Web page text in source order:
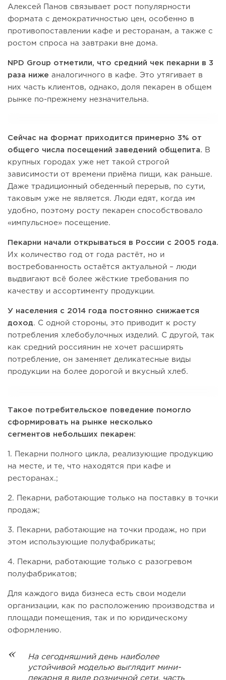
Алексей Панов связывает рост популярности
формата с демократичностью цен, особенно в
противопоставлении кафе и ресторанам, а также с
ростом спроса на завтраки вне дома.
NPD Group отметили, что средний чек пекарни в 3
раза ниже аналогичного в кафе. Это утягивает в
них часть клиентов, однако, доля пекарен в общем
рынке по-прежнему незначительна.
Сейчас на формат приходится примерно 3% от
общего числа посещений заведений общепита.
В
крупных городах уже нет такой строгой
зависимости от времени приёма пищи, как раньше.
Даже традиционный обеденный перерыв, по сути,
таковым уже не является. Люди едят, когда им
удобно, поэтому росту пекарен способствовало
«импульсное» посещение.
Пекарни начали открываться в России с 2005 года.
Их количество год от года растёт, но и
востребованность остаётся актуальной – люди
выдвигают всё более жёсткие требования по
качеству и ассортименту продукции.
У населения с 2014 года постоянно снижается
доход. С одной стороны, это приводит к росту
потребления хлебобулочных изделий. С другой, так
как средний россиянин не хочет расширять
потребление, он заменяет деликатесные виды
продукции на более дорогой и вкусный хлеб.
Такое потребительское поведение помогло
сформировать на рынке несколько
сегментов небольших пекарен:
1. Пекарни полного цикла, реализующие продукцию
на месте, и те, что находятся при кафе и
ресторанах.;
2. Пекарни, работающие только на поставку в точки
продаж;
3. Пекарни, работающие на точки продаж, но при
этом использующие полуфабрикаты;
4. Пекарни, работающие только с разогревом
полуфабрикатов;
Для каждого вида бизнеса есть свои модели
организации, как по расположению производства и
площади помещения, так и по юридическому
оформлению.
На сегодняшний день наиболее
устойчивой моделью выглядит мини-
пекарня в виде розничной сети, часть